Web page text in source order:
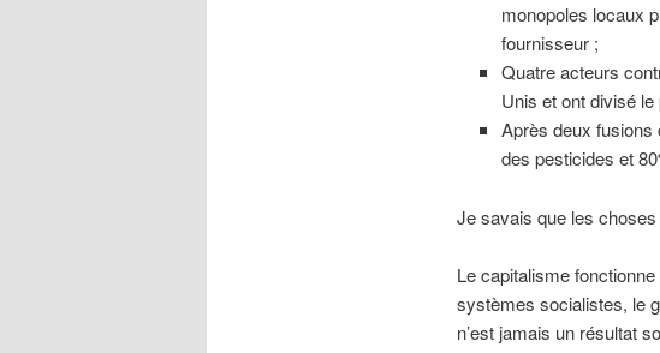
monopoles locaux
fournisseur ;
Quatre acteurs
Unis et ont divisé le
Après deux fusions
des pesticides et
Je savais que les
Le capitalisme
systèmes socialistes, le
n’est jamais un résultat